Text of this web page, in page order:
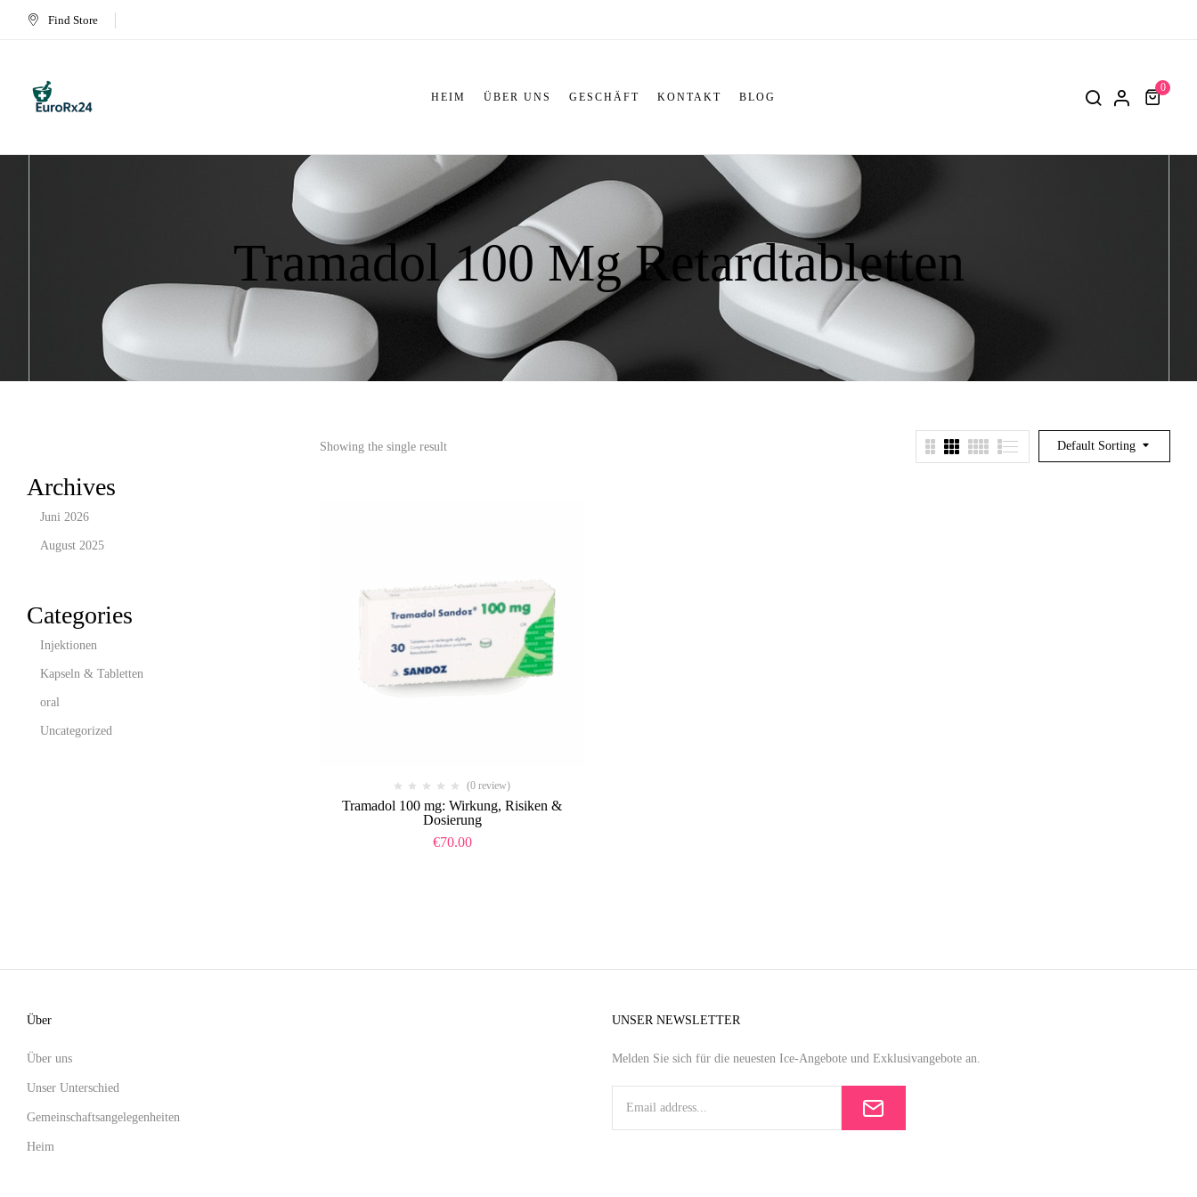
Find Store
HEIM ÜBER UNS GESCHÄFT KONTAKT BLOG
0
Tramadol 100 Mg Retardtabletten
Archives
Juni 2026
August 2025
Categories
Injektionen
Kapseln & Tabletten
oral
Uncategorized
Default Sorting
Showing the single result
(0 review)
Tramadol 100 mg: Wirkung, Risiken &
Dosierung
€70.00
Über
Über uns
Unser Unterschied
Gemeinschaftsangelegenheiten
Heim
UNSER NEWSLETTER
Melden Sie sich für die neuesten Ice-Angebote und Exklusivangebote an.